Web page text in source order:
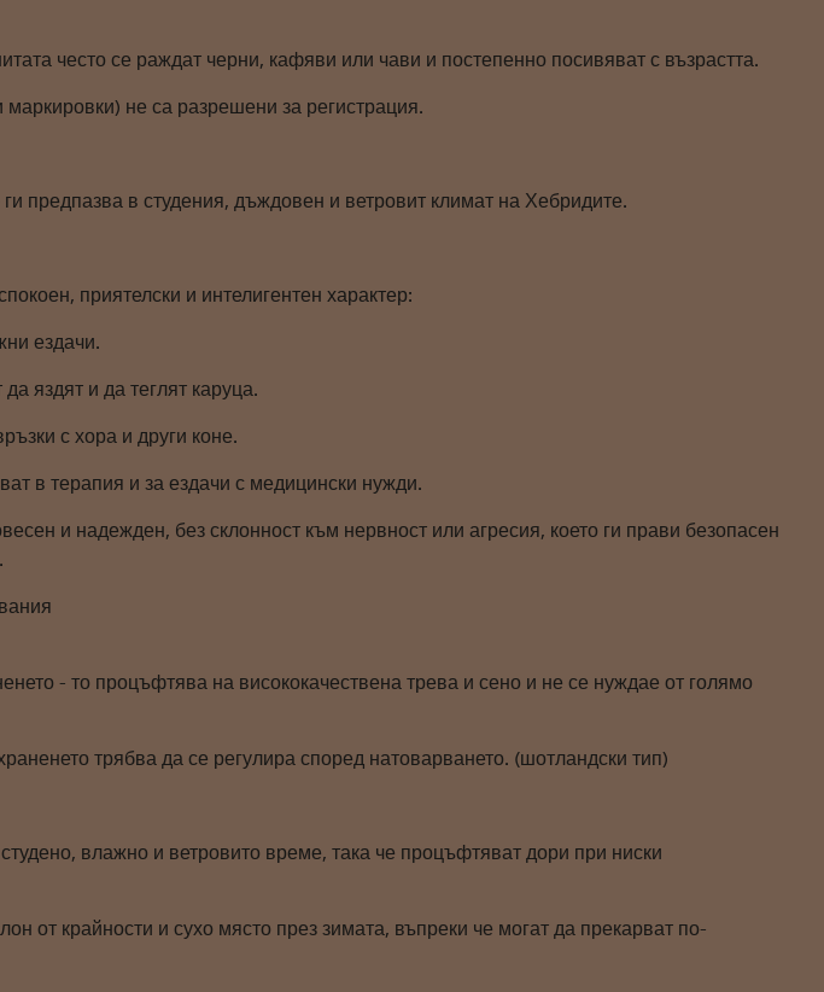
често се раждат черни, кафяви или чави и постепенно посивяват с възрастта.
не са разрешени за регистрация.
предпазва в студения, дъждовен и ветровит климат на Хебридите.
приятелски и интелигентен характер:
ездачи.
яздят и да теглят каруца.
с хора и други коне.
в терапия и за ездачи с медицински нужди.
и надежден, без склонност към нервност или агресия, което ги прави безопасен
- то процъфтява на висококачествена трева и сено и не се нуждае от голямо
трябва да се регулира според натоварването. (шотландски тип)
влажно и ветровито време, така че процъфтяват дори при ниски
от крайности и сухо място през зимата, въпреки че могат да прекарват по-